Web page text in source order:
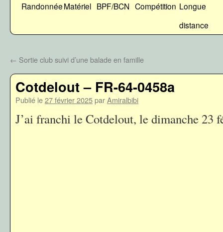
RandonnéeMatériel BPF/BCN Compétition Longue
distance
← Sortie club suivi d’une balade en famille
Cotdelout – FR-64-0458a
Publié le27 février 2025parAmiralbibi
J’ai franchi le Cotdelout, le dimanche 23